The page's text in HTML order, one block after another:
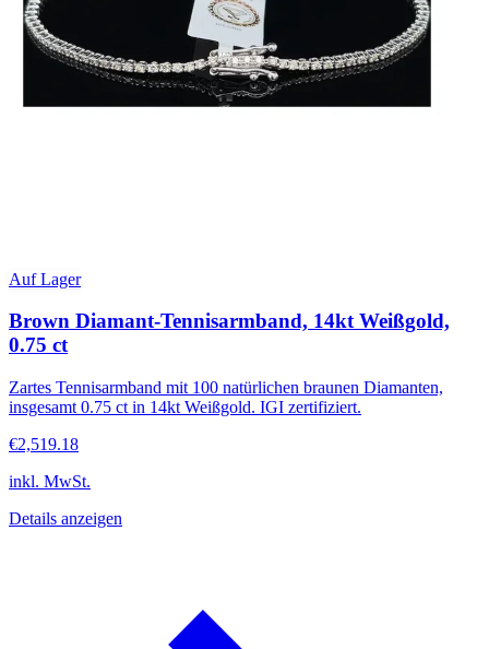
Auf Lager
Brown Diamant-Tennisarmband, 14kt Weißgold,
0.75 ct
Zartes Tennisarmband mit 100 natürlichen braunen Diamanten,
insgesamt 0.75 ct in 14kt Weißgold. IGI zertifiziert.
€2,519.18
inkl. MwSt.
Details anzeigen